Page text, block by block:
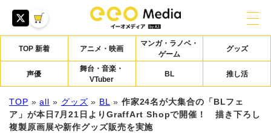
TOP 新着 アニメ・映画
マンガ・ラノベ・
ゲーム
グッズ
声優
舞台・音楽・
VTuber
BL 推し活
TOP »all » グッズ » BL » 作家24名が大集合の「BLフェ
ア」が本日7月21日よりGraffArt Shopで開催！ 描き下ろし
複製原画展や新作グッズ販売を実施